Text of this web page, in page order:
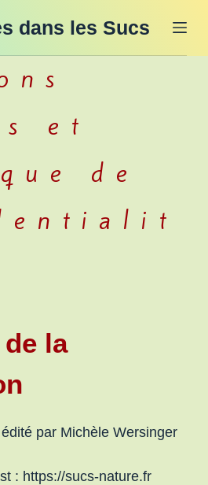
dans les Sucs
et
de
la
par Michèle Wersinger
: https://sucs-nature.fr